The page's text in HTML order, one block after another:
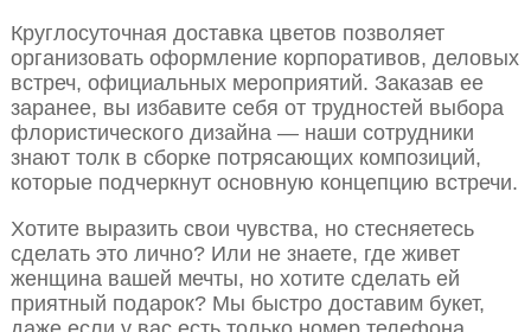
Круглосуточная доставка цветов позволяет
организовать оформление корпоративов, деловых
встреч, официальных мероприятий. Заказав ее
заранее, вы избавите себя от трудностей выбора
флористического дизайна — наши сотрудники
знают толк в сборке потрясающих композиций,
которые подчеркнут основную концепцию встречи.
Хотите выразить свои чувства, но стесняетесь
сделать это лично? Или не знаете, где живет
женщина вашей мечты, но хотите сделать ей
приятный подарок? Мы быстро доставим букет,